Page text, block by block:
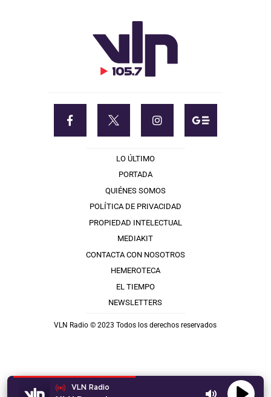
VLN Radio
LO ÚLTIMO
PORTADA
QUIÉNES SOMOS
POLÍTICA DE PRIVACIDAD
PROPIEDAD INTELECTUAL
MEDIAKIT
CONTACTA CON NOSOTROS
HEMEROTECA
EL TIEMPO
NEWSLETTERS
VLN Radio © 2023 Todos los derechos reservados